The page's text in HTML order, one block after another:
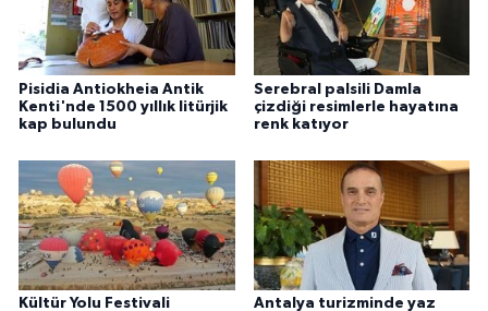
Pisidia Antiokheia Antik
Kenti'nde 1500 yıllık litürjik
kap bulundu
Serebral palsili Damla
çizdiği resimlerle hayatına
renk katıyor
Kültür Yolu Festivali Antalya turizminde yaz